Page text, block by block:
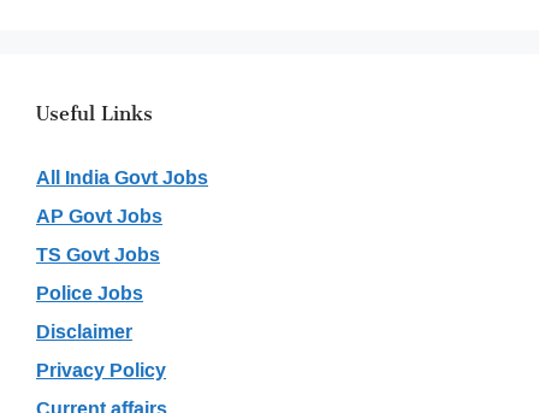
Useful Links
All India Govt Jobs
AP Govt Jobs
TS Govt Jobs
Police Jobs
Disclaimer
Privacy Policy